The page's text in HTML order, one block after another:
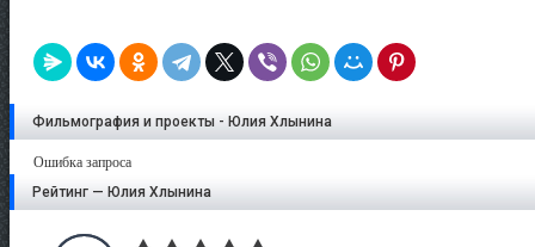
Фильмография и проекты - Юлия Хлынина
Ошибка запроса
Рейтинг — Юлия Хлынина